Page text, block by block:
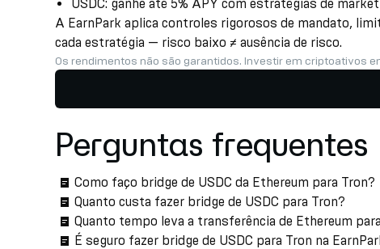
USDC: ganhe até 5% APY com estratégias de
A EarnPark aplica controles rigorosos de mandato,
cada estratégia — risco baixo ≠ ausência de risco.
Os rendimentos não são garantidos. Investir em criptoativos
Perguntas frequentes
Como faço bridge de USDC da Ethereum para Tron?
Quanto custa fazer bridge de USDC para Tron?
Quanto tempo leva a transferência de Ethereum
É seguro fazer bridge de USDC para Tron na